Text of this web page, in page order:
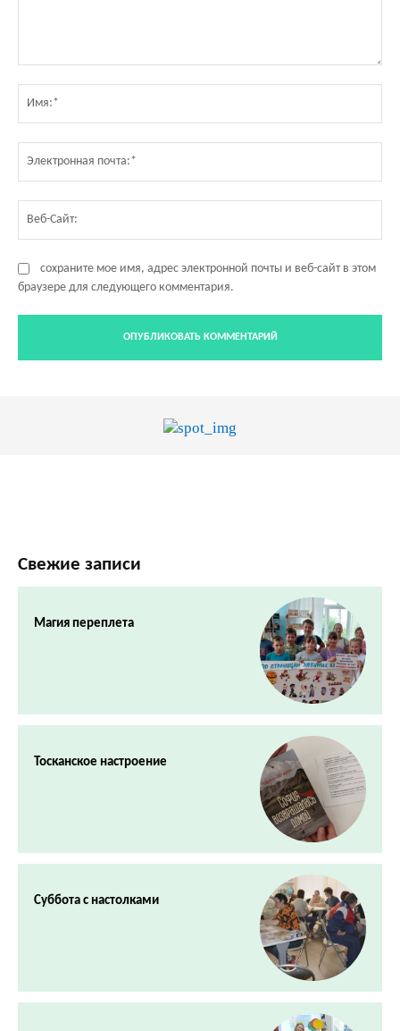
сохраните мое имя, адрес электронной почты и веб-сайт в этом
браузере для следующего комментария.
Свежие записи
Магия переплета
Тосканское настроение
Суббота с настолками